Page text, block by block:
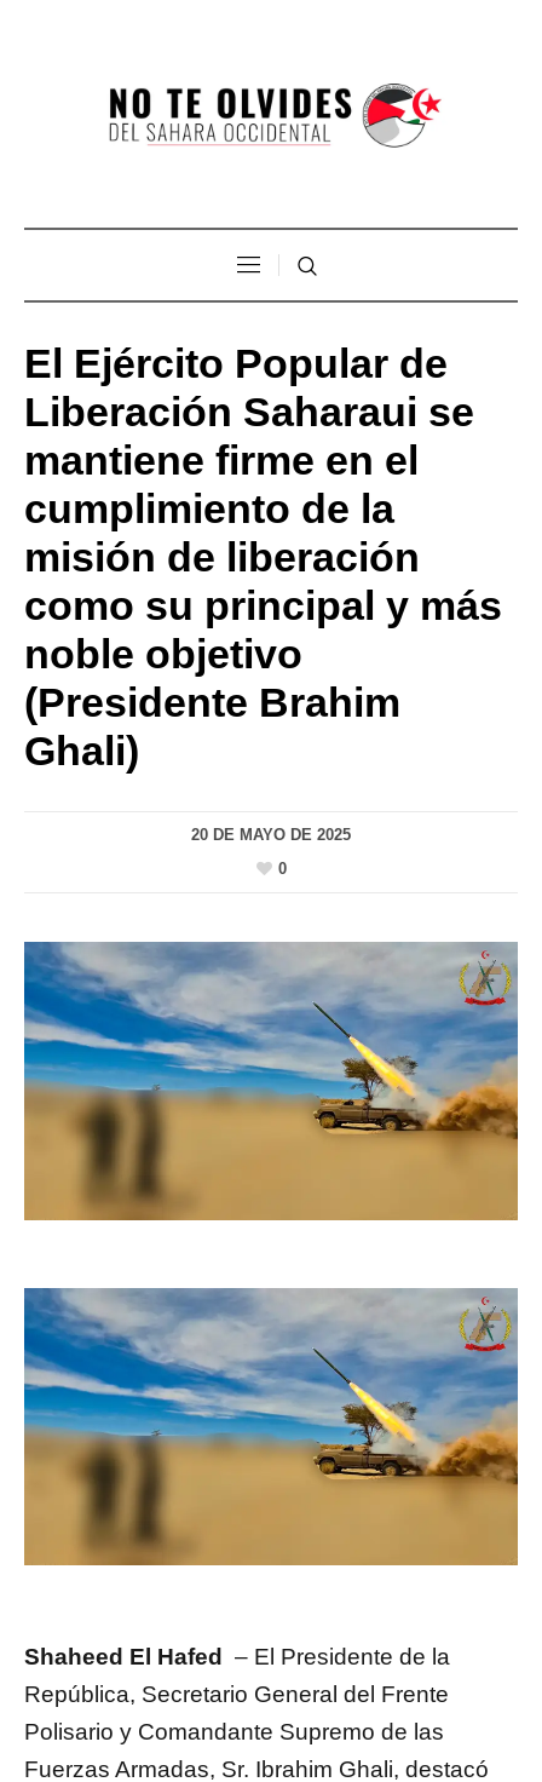
El Ejército Popular de
Liberación Saharaui se
mantiene firme en el
cumplimiento de la
misión de liberación
como su principal y más
noble objetivo
(Presidente Brahim
Ghali)
20 DE MAYO DE 2025
0
Shaheed El Hafed
– El Presidente de la
República, Secretario General del Frente
Polisario y Comandante Supremo de las
Fuerzas Armadas, Sr. Ibrahim Ghali, destacó